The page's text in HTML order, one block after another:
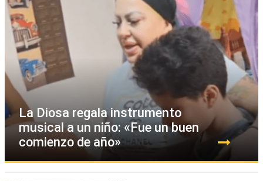
La Diosa regala instrumento
musical a un niño: «Fue un buen
comienzo de año»